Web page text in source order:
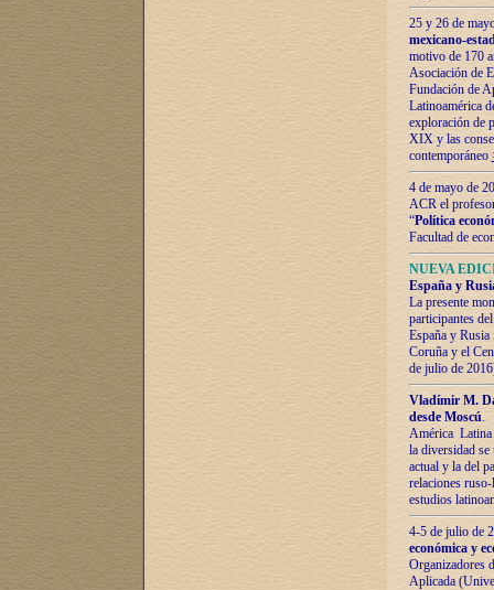
25 y 26 de
mexicano-
motivo de 170
Asociación de
Fundación de
Latinoamérica
exploración de
XIX y las
contemporáneo
4 de mayo de
ACR el
“Política
Facultad de
NUEVA
España y
La presente
participantes
España y
Coruña y el
de julio de
Vladímir М.
desde Moscú.
América Latina
la diversidad
actual у lа del
relaciones
estudios
4-5 de julio de
económica y
Organizadores
Aplicada